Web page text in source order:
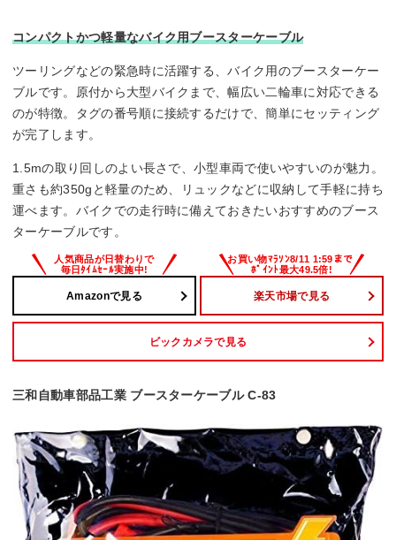
コンパクトかつ軽量なバイク用ブースターケーブル
ツーリングなどの緊急時に活躍する、バイク用のブースターケー
ブルです。原付から大型バイクまで、幅広い二輪車に対応できる
のが特徴。タグの番号順に接続するだけで、簡単にセッティング
が完了します。
1.5mの取り回しのよい長さで、小型車両で使いやすいのが魅力。
重さも約350gと軽量のため、リュックなどに収納して手軽に持ち
運べます。バイクでの走行時に備えておきたいおすすめのブース
ターケーブルです。
Amazonで見る 楽天市場で見る
ビックカメラで見る
三和自動車部品工業 ブースターケーブル C-83